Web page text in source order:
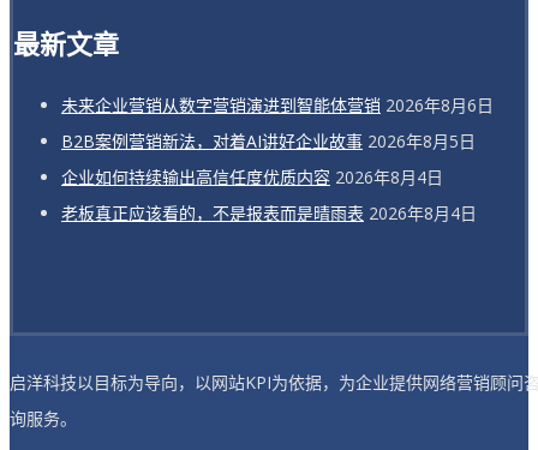
最新文章
未来企业营销从数字营销演进到智能体营销 2026年8月6日
B2B案例营销新法，对着AI讲好企业故事 2026年8月5日
企业如何持续输出高信任度优质内容 2026年8月4日
老板真正应该看的，不是报表而是晴雨表 2026年8月4日
启洋科技以目标为导向，以网站KPI为依据，为企业提供网络营销顾问
询服务。